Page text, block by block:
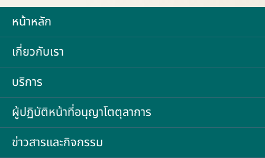
หน้าหลัก
เกี่ยวกับเรา
บริการ
ผู้ปฏิบัติหน้าที่อนุญาโตตุลาการ
ข่าวสารและกิจกรรม